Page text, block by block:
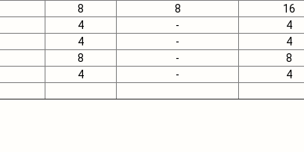
8 8
16
4 -
4
4 -
4
8 -
8
4 - 4